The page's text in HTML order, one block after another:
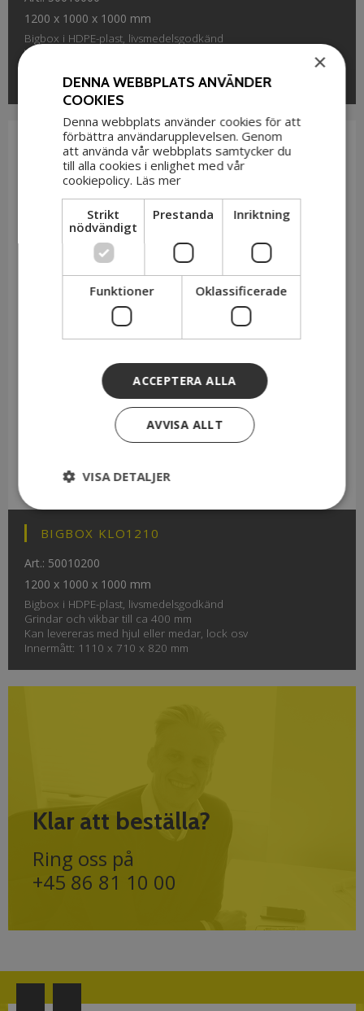
1200 x 1000 x 1000 mm
Bigbox i HDPE-plast, livsmedelsgodkänd
Vikbar till ca 400 mm
Innermått: 1110 x 910 x 820 mm
BIGBOX KLO1210
Art.: 50010200
1200 x 1000 x 1000 mm
Bigbox i HDPE-plast, livsmedelsgodkänd
Grindar och vikbar till ca 400 mm
Kan levereras med hjul eller medar, lock osv
Innermått: 1110 x 710 x 820 mm
Klar att beställa?
Ring oss på
+45 86 81 10 00
×
DENNA WEBBPLATS ANVÄNDER
COOKIES
Denna webbplats använder cookies för att
förbättra användarupplevelsen. Genom
att använda vår webbplats samtycker du
till alla cookies i enlighet med vår
cookiepolicy. Läs mer
Strikt
nödvändigt
Prestanda Inriktning
Funktioner Oklassificerade
ACCEPTERA ALLA
AVVISA ALLT
VISA DETALJER